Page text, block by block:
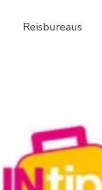
Reisbureaus